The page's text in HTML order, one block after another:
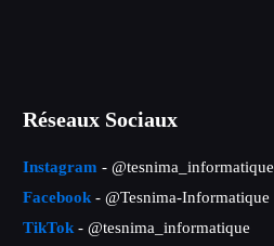
Réseaux Sociaux
Instagram - @tesnima_informatique
Facebook - @Tesnima-Informatique
TikTok - @tesnima_informatique